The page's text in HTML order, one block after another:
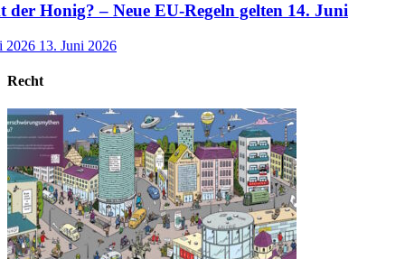
der Honig? – Neue EU-Regeln gelten 14. Juni
2026 13. Juni 2026
Recht